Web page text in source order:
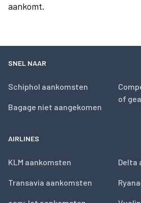
aankomt.
SNEL NAAR
Schiphol aankomsten
Bagage niet aangekomen
of
AIRLINES
KLM aankomsten
Transavia aankomsten
Delta